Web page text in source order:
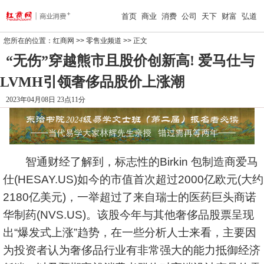
首页 商业 消费 公司 天下 财富 弘道
您所在的位置： 红商网 >> 零售业频道 >> 正文
“无伤”穿越熊市且股价创新高! 爱马仕与
LVMH引领奢侈品股价上涨潮
2023年04月08日 23点11分
智通财经了解到，标志性的Birkin 包制造商爱马
仕(HESAY.US)如今的市值首次超过2000亿欧元(大约
2180亿美元)，一举超过了来自瑞士的医药巨头商诺
华制药(NVS.US)。该股今年与其他奢侈品股票呈现
出“爆发式上涨”趋势，在一些分析人士来看，主要因
为投资者认为奢侈品行业有非常强大的能力抵御经济